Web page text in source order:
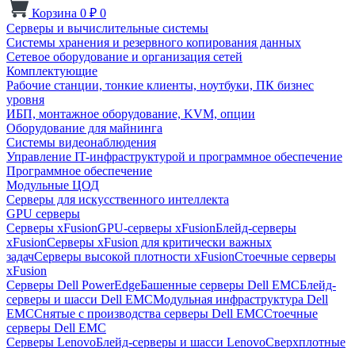
Корзина 0 ₽ 0
Серверы и вычислительные системы
Системы хранения и резервного копирования данных
Сетевое оборудование и организация сетей
Комплектующие
Рабочие станции, тонкие клиенты, ноутбуки, ПК бизнес
уровня
ИБП, монтажное оборудование, KVM, опции
Оборудование для майнинга
Системы видеонаблюдения
Управление IT-инфраструктурой и программное обеспечение
Программное обеспечение
Модульные ЦОД
Серверы для искусственного интеллекта
GPU серверы
Серверы xFusionGPU-серверы xFusionБлейд-серверы
xFusionСерверы xFusion для критически важных
задачСерверы высокой плотности xFusionСтоечные серверы
xFusion
Серверы Dell PowerEdgeБашенные серверы Dell EMCБлейд-
серверы и шасси Dell EMCМодульная инфраструктура Dell
EMCСнятые с производства серверы Dell EMCСтоечные
серверы Dell EMC
Серверы LenovoБлейд-серверы и шасси LenovoСверхплотные